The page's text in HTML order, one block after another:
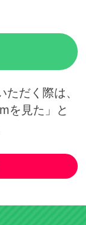
だく際は、
を見た」と